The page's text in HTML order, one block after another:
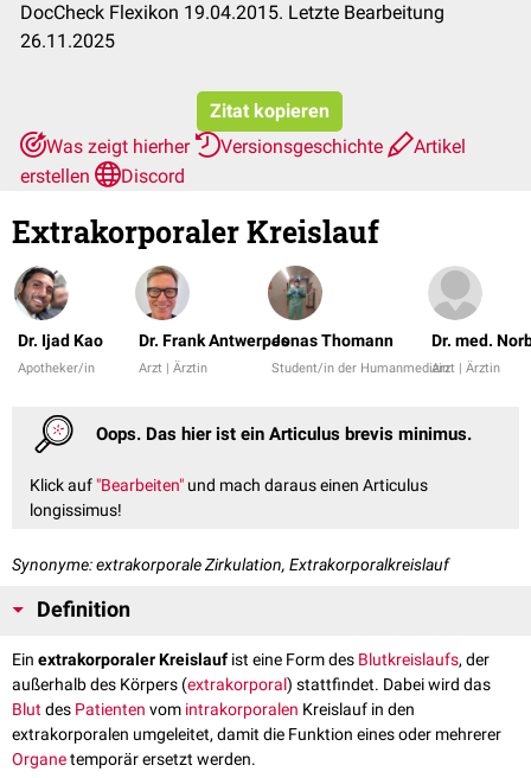
DocCheck Flexikon 19.04.2015. Letzte Bearbeitung
26.11.2025
Zitat kopieren
Was zeigt hierher
Versionsgeschichte
Artikel
erstellen
Discord
Extrakorporaler Kreislauf
Dr. Ijad Kao
Apotheker/in
Dr. Frank Antwerpes
Arzt | Ärztin
Jonas Thomann
Student/in der Humanmedizin
Dr. med.
Arzt | Ärztin
Oops. Das hier ist ein Articulus brevis minimus.
Klick auf "Bearbeiten" und mach daraus einen Articulus
longissimus!
Synonyme: extrakorporale Zirkulation, Extrakorporalkreislauf
Definition
Ein extrakorporaler Kreislauf ist eine Form des Blutkreislaufs, der
außerhalb des Körpers (extrakorporal) stattfindet. Dabei wird das
Blut des Patienten vom intrakorporalen Kreislauf in den
extrakorporalen umgeleitet, damit die Funktion eines oder mehrerer
Organetemporär ersetzt werden.